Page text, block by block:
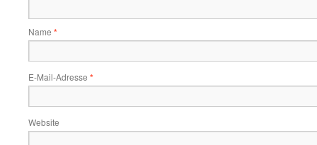
Name *
E-Mail-Adresse *
Website